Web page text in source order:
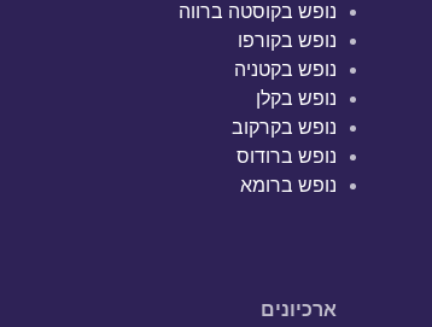
נופש בקוסטה ברווה
נופש בקורפו
נופש בקטניה
נופש בקלן
נופש בקרקוב
נופש ברודוס
נופש ברומא
ארכיונים